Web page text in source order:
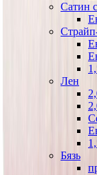
Сатин
Лен
Бязь